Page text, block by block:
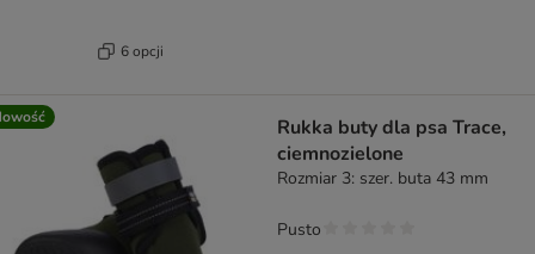
6 opcji
Rukka buty dla psa Trace,
ciemnozielone
Rozmiar 3: szer. buta 43 mm
Pusto